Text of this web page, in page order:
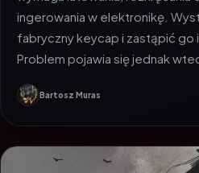
ingerowania w elektronikę.
fabryczny keycap i zastąpić go
Problem pojawia się jednak
Bartosz Muras